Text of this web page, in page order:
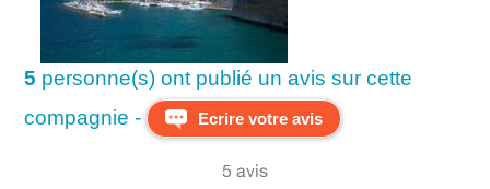
5 personne(s) ont publié un avis sur cette
compagnie -
Ecrire votre avis
5 avis